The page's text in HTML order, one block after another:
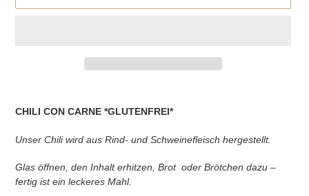
Warenkorb
CHILI CON CARNE *GLUTENFREI*
Unser Chili wird aus Rind- und Schweinefleisch hergestellt.
Glas öffnen, den Inhalt erhitzen, Brot oder Brötchen dazu –
fertig ist ein leckeres Mahl.